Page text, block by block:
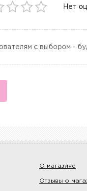
Нет
с выбором -
О магазине
Отзывы о